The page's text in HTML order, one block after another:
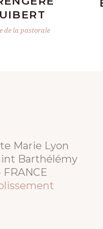
de la pastorale
Marie Lyon
Barthélémy